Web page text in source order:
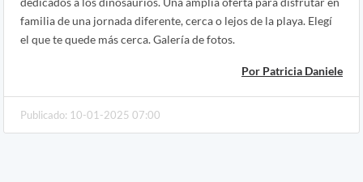
familia de una jornada diferente, cerca o lejos de la playa. Elegí
el que te quede más cerca. Galería de fotos.
Por Patricia Daniele
Publicado: 10-01-2025 07:00